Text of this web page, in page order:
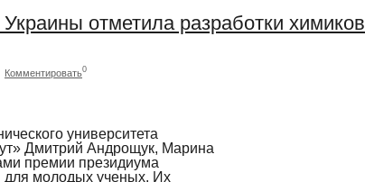
отметила разработки химиков
Комментировать0
университета
Дмитрий Андрощук, Марина
премии президиума
для молодых ученых. Их